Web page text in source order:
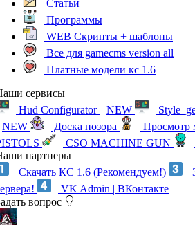
Статьи
Программы
WEB Скрипты + шаблоны
Все для gamecms version all
Платные модели кс 1.6
сервисы
Hud Configurator
NEW
NEW
Доска позора Просмотр
CSO MACHINE GUN
партнеры
Скачать КС 1.6 (Рекомендуем!)
VK Admin | ВКонтакте
вопрос